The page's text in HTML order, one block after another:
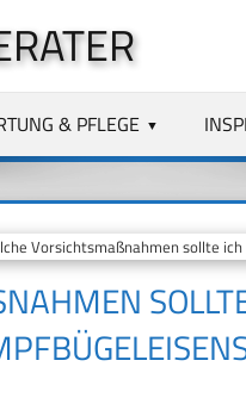
& PFLEGE
Vorsichtsmaßnahmen sollte
SOLLTE